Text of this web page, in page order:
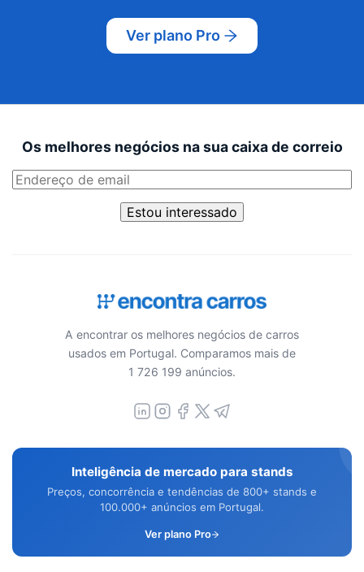
Ver plano Pro
Os melhores negócios na sua caixa de correio
Estou interessado
A encontrar os melhores negócios de carros
usados em Portugal. Comparamos mais de
1 726 199 anúncios.
Inteligência de mercado para stands
Preços, concorrência e tendências de 800+ stands e
100.000+ anúncios em Portugal.
Ver plano Pro